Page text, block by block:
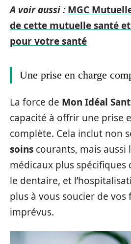
A voir aussi : MGC
de cette mutuelle santé
pour votre santé
Une prise en charge
La force de Mon Idéal
capacité à offrir une prise
complète. Cela inclut non
soins courants, mais aussi
médicaux plus spécifiques
le dentaire, et
plus à vous soucier de vos
imprévus.